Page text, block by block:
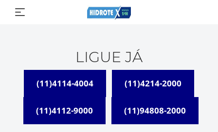
LIGUE JÁ
(11)4114-4004 (11)4214-2000
(11)4112-9000 (11)94808-2000